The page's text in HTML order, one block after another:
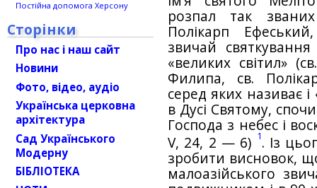
розпал так
Полікарп
звичай
«великих світил»
Филипа, св.
серед яких називає
в Дусі Святому,
Господа з небес і
V, 24, 2 — 6) 1. Із
зробити висновок,
малоазійського
Постійна допомога Херсону
Сторінки
Про нас і наш сайт
Новини
Фото, відео, аудіо
Українська церковна
архітектура
Сад Українського
Модерну
БІБЛІОТЕКА